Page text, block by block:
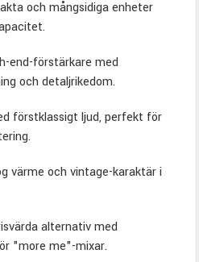
och mångsidiga enheter
end-förstärkare med
och detaljrikedom.
förstklassigt ljud, perfekt för
värme och vintage-karaktär i
alternativ med
"more me"-mixar.